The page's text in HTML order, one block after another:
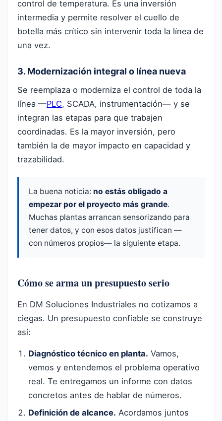
control de temperatura. Es una inversión
intermedia y permite resolver el cuello de
botella más crítico sin intervenir toda la línea de
una vez.
3. Modernización integral o línea nueva
Se reemplaza o moderniza el control de toda la
línea —PLC, SCADA, instrumentación— y se
integran las etapas para que trabajen
coordinadas. Es la mayor inversión, pero
también la de mayor impacto en capacidad y
trazabilidad.
La buena noticia: no estás obligado a
empezar por el proyecto más grande.
Muchas plantas arrancan sensorizando para
tener datos, y con esos datos justifican —
con números propios— la siguiente etapa.
Cómo se arma un presupuesto serio
En DM Soluciones Industriales no cotizamos a
ciegas. Un presupuesto confiable se construye
así:
Diagnóstico técnico en planta. Vamos,
vemos y entendemos el problema operativo
real. Te entregamos un informe con datos
concretos antes de hablar de números.
Definición de alcance. Acordamos juntos